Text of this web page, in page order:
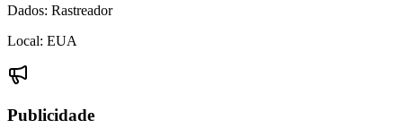
Dados: Rastreador
Local: EUA
Publicidade